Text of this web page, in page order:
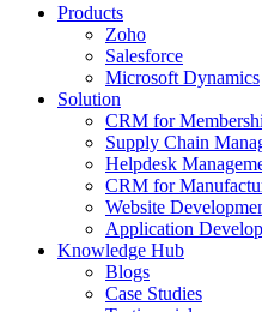
Products
Zoho
Salesforce
Microsoft Dynamics
Solution
CRM for
Supply Chain
Helpdesk
CRM for
Website
Application
Knowledge Hub
Blogs
Case Studies